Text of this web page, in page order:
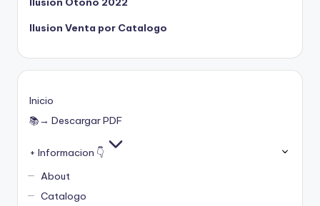
Ilusion Venta por Catalogo
Inicio
📚→ Descargar PDF
+ Informacion 👇
About
Catalogo